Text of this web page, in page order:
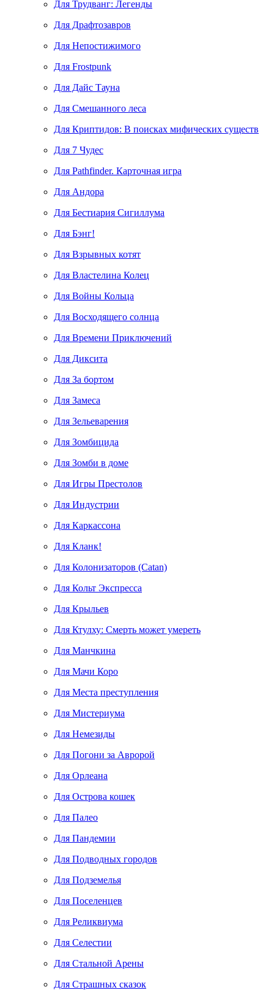
Для Трудванг: Легенды
Для Драфтозавров
Для Непостижимого
Для Frostpunk
Для Дайс Тауна
Для Смешанного леса
Для Криптидов: В поисках мифических существ
Для 7 Чудес
Для Pathfinder. Карточная игра
Для Андора
Для Бестиария Сигиллума
Для Бэнг!
Для Взрывных котят
Для Властелина Колец
Для Войны Кольца
Для Восходящего солнца
Для Времени Приключений
Для Диксита
Для За бортом
Для Замеса
Для Зельеварения
Для Зомбицида
Для Зомби в доме
Для Игры Престолов
Для Индустрии
Для Каркассона
Для Кланк!
Для Колонизаторов (Catan)
Для Кольт Экспресса
Для Крыльев
Для Ктулху: Смерть может умереть
Для Манчкина
Для Мачи Коро
Для Места преступления
Для Мистериума
Для Немезиды
Для Погони за Авророй
Для Орлеана
Для Острова кошек
Для Палео
Для Пандемии
Для Подводных городов
Для Подземелья
Для Поселенцев
Для Реликвиума
Для Селестии
Для Стальной Арены
Для Страшных сказок